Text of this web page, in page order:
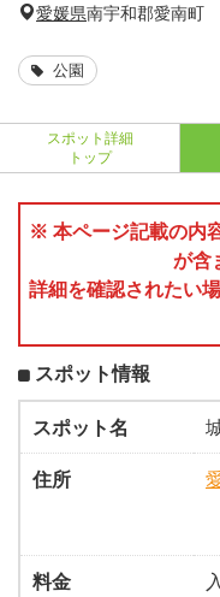
愛媛県南宇和郡愛南町
公園
スポット詳細
トップ
※ 本ページ記載の内
が含
詳細を確認されたい
スポット情報
スポット名
住所
料金